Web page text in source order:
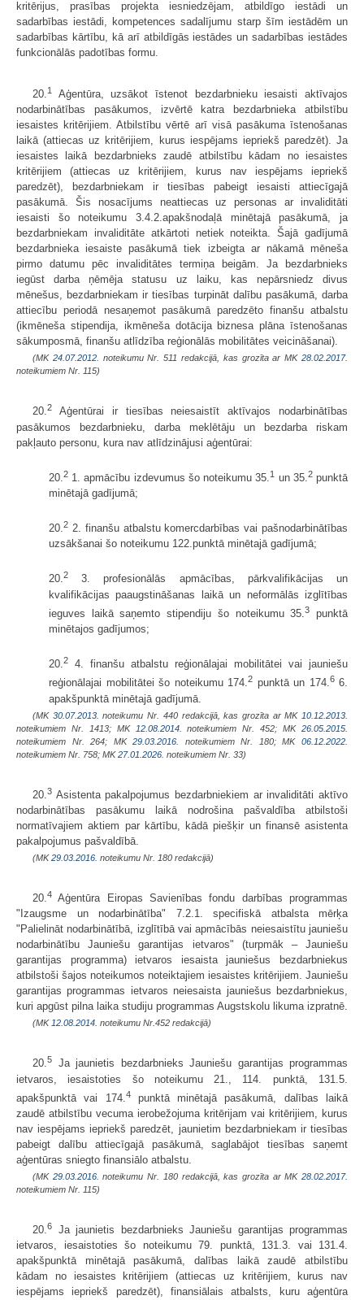
kritērijus, prasības projekta iesniedzējam, atbildīgo iestādi un
sadarbības iestādi, kompetences sadalījumu starp šīm iestādēm un
sadarbības kārtību, kā arī atbildīgās iestādes un sadarbības iestādes
funkcionālās padotības formu.
20.1
Aģentūra, uzsākot īstenot bezdarbnieku iesaisti aktīvajos
nodarbinātības pasākumos, izvērtē katra bezdarbnieka atbilstību
iesaistes kritērijiem. Atbilstību vērtē arī visā pasākuma īstenošanas
laikā (attiecas uz kritērijiem, kurus iespējams iepriekš paredzēt). Ja
iesaistes laikā bezdarbnieks zaudē atbilstību kādam no iesaistes
kritērijiem (attiecas uz kritērijiem, kurus nav iespējams iepriekš
paredzēt), bezdarbniekam ir tiesības pabeigt iesaisti attiecīgajā
pasākumā. Šis nosacījums neattiecas uz personas ar invaliditāti
iesaisti šo noteikumu 3.4.2.apakšnodaļā minētajā pasākumā, ja
bezdarbniekam invaliditāte atkārtoti netiek noteikta. Šajā gadījumā
bezdarbnieka iesaiste pasākumā tiek izbeigta ar nākamā mēneša
pirmo datumu pēc invaliditātes termiņa beigām. Ja bezdarbnieks
iegūst darba ņēmēja statusu uz laiku, kas nepārsniedz divus
mēnešus, bezdarbniekam ir tiesības turpināt dalību pasākumā, darba
attiecību periodā nesaņemot pasākumā paredzēto finanšu atbalstu
(ikmēneša stipendija, ikmēneša dotācija biznesa plāna īstenošanas
sākumposmā, finanšu atlīdzība reģionālās mobilitātes veicināšanai).
(MK 24.07.2012. noteikumu Nr. 511 redakcijā, kas grozīta ar MK28.02.2017.
noteikumiem Nr. 115)
20.2
Aģentūrai ir tiesības neiesaistīt aktīvajos nodarbinātības
pasākumos bezdarbnieku, darba meklētāju un bezdarba riskam
pakļauto personu, kura nav atlīdzinājusi aģentūrai:
20. 2 1. apmācību izdevumus šo noteikumu 35.1 un 35. 2punktā
minētajā gadījumā;
20.2 2. finanšu atbalstu komercdarbības vai pašnodarbinātības
uzsākšanai šo noteikumu 122.punktā minētajā gadījumā;
20.2
3. profesionālās apmācības, pārkvalifikācijas un
kvalifikācijas paaugstināšanas laikā un neformālās izglītības
ieguves laikā saņemto stipendiju šo noteikumu 35.3
punktā
minētajos gadījumos;
20.2
4. finanšu atbalstu reģionālajai mobilitātei vai jauniešu
reģionālajai mobilitātei šo noteikumu 174.2 punktā un 174.66.
apakšpunktā minētajā gadījumā.
(MK 30.07.2013. noteikumu Nr. 440 redakcijā, kas grozīta ar MK 10.12.2013.
noteikumiem Nr. 1413; MK 12.08.2014. noteikumiem Nr. 452; MK26.05.2015.
noteikumiem Nr. 264; MK29.03.2016. noteikumiem Nr. 180; MK06.12.2022.
noteikumiem Nr. 758; MK27.01.2026. noteikumiem Nr. 33)
20. 3 Asistenta pakalpojumus bezdarbniekiem ar invaliditāti aktīvo
nodarbinātības pasākumu laikā nodrošina pašvaldība atbilstoši
normatīvajiem aktiem par kārtību, kādā piešķir un finansē asistenta
pakalpojumus pašvaldībā.
(MK29.03.2016. noteikumu Nr. 180 redakcijā)
20.4 Aģentūra Eiropas Savienības fondu darbības programmas
"Izaugsme un nodarbinātība" 7.2.1. specifiskā atbalsta mērķa
"Palielināt nodarbinātībā, izglītībā vai apmācībās neiesaistītu jauniešu
nodarbinātību Jauniešu garantijas ietvaros" (turpmāk – Jauniešu
garantijas programma) ietvaros iesaista jauniešus bezdarbniekus
atbilstoši šajos noteikumos noteiktajiem iesaistes kritērijiem. Jauniešu
garantijas programmas ietvaros neiesaista jauniešus bezdarbniekus,
kuri apgūst pilna laika studiju programmas Augstskolu likuma izpratnē.
(MK 12.08.2014. noteikumu Nr.452 redakcijā)
20.5
Ja jaunietis bezdarbnieks Jauniešu garantijas programmas
ietvaros, iesaistoties šo noteikumu 21., 114. punktā, 131.5.
apakšpunktā vai 174. 4punktā minētajā pasākumā, dalības laikā
zaudē atbilstību vecuma ierobežojuma kritērijam vai kritērijiem, kurus
nav iespējams iepriekš paredzēt, jaunietim bezdarbniekam ir tiesības
pabeigt dalību attiecīgajā pasākumā, saglabājot tiesības saņemt
aģentūras sniegto finansiālo atbalstu.
(MK 29.03.2016. noteikumu Nr. 180 redakcijā, kas grozīta ar MK28.02.2017.
noteikumiem Nr. 115)
20.6
Ja jaunietis bezdarbnieks Jauniešu garantijas programmas
ietvaros, iesaistoties šo noteikumu 79. punktā, 131.3. vai 131.4.
apakšpunktā minētajā pasākumā, dalības laikā zaudē atbilstību
kādam no iesaistes kritērijiem (attiecas uz kritērijiem, kurus nav
iespējams iepriekš paredzēt), finansiālais atbalsts, kuru aģentūra